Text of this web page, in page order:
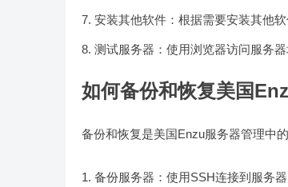
安装其他软件：根据需要安装其他
测试服务器：使用浏览器访问服务
如何备份和恢复美国
备份和恢复是美国Enzu服务器管理中
备份服务器：使用SSH连接到服务